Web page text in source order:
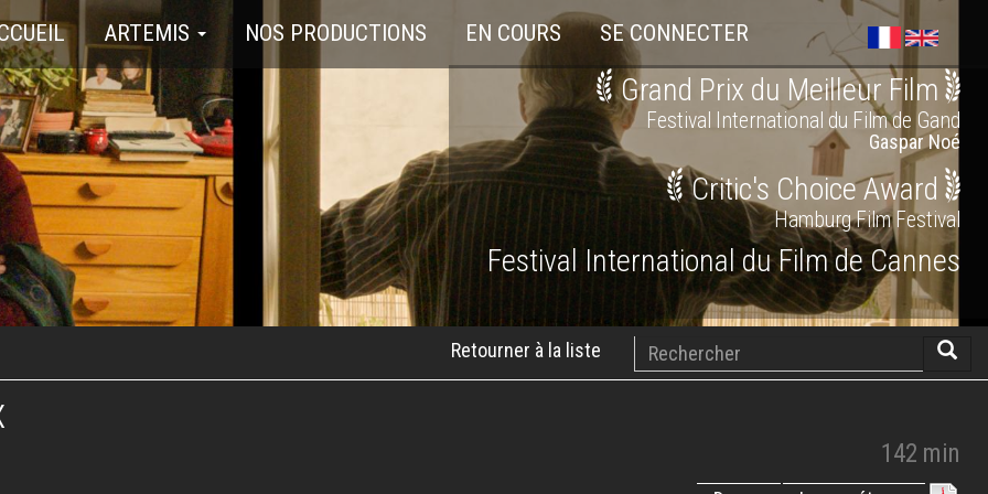
ARTEMIS NOS PRODUCTIONS EN COURS SE CONNECTER
Grand Prix du Meilleur Film
Festival International du Film de Gand
Gaspar Noé
Critic's Choice Award
Hamburg Film Festival
Festival International du Film de Cannes
Retourner à la liste
Rechercher
142 min